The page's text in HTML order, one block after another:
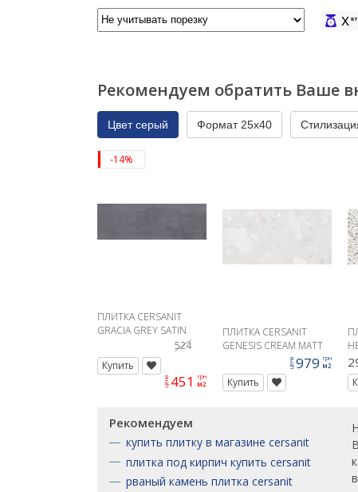
Xкг
Рекомендуем обратить Ваше
Цвет серый Формат 25x40
-14%
ПЛИТКА CERSANIT
GRACIA GREY SATIN
524
Купить
цена 451 грн
м2
ПЛИТКА CERSANIT
GENESIS CREAM MATT
цена 979 грн
м2
Купить
Рекомендуем
купить плитку в магазине cersanit
плитка под кирпич купить cersanit
рваный камень плитка cersanit